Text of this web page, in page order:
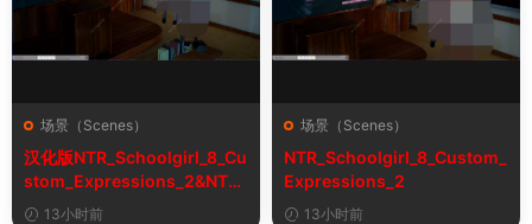
场景（Scenes）
汉化版NTR_Schoolgirl_8_Cu
stom_Expressions_2&NTR
女学生8自定义表情
13小时前
场景（Scenes）
NTR_Schoolgirl_8_Custom_
Expressions_2
13小时前